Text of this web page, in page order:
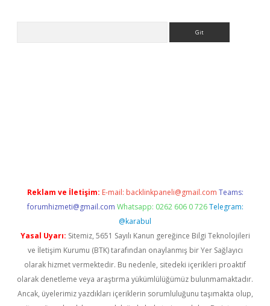
Reklam ve İletişim: E-mail: backlinkpaneli@gmail.com Teams:
forumhizmeti@gmail.com Whatsapp: 0262 606 0 726 Telegram:
@karabul
Yasal Uyarı: Sitemiz, 5651 Sayılı Kanun gereğince Bilgi Teknolojileri
ve İletişim Kurumu (BTK) tarafından onaylanmış bir Yer Sağlayıcı
olarak hizmet vermektedir. Bu nedenle, sitedeki içerikleri proaktif
olarak denetleme veya araştırma yükümlülüğümüz bulunmamaktadır.
Ancak, üyelerimiz yazdıkları içeriklerin sorumluluğunu taşımakta olup,